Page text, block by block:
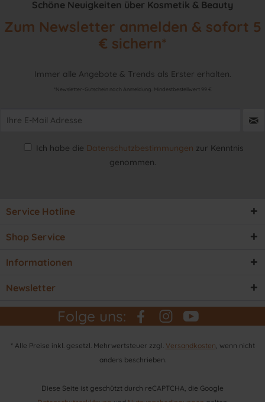
Schöne Neuigkeiten über Kosmetik & Beauty
Zum Newsletter anmelden & sofort 5
€ sichern*
Immer alle Angebote & Trends als Erster erhalten.
*Newsletter-Gutschein nach Anmeldung. Mindestbestellwert 99 €
Ich habe die Datenschutzbestimmungen zur Kenntnis
genommen.
Service Hotline
Shop Service
Informationen
Newsletter
Folge uns:
* Alle Preise inkl. gesetzl. Mehrwertsteuer zzgl. Versandkosten , wenn nicht
anders beschrieben.
Diese Seite ist geschützt durch reCAPTCHA, die Google